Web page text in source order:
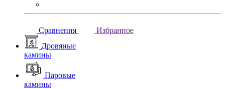
Сравнения
Избранное
Дровяные
камины
Паровые
камины